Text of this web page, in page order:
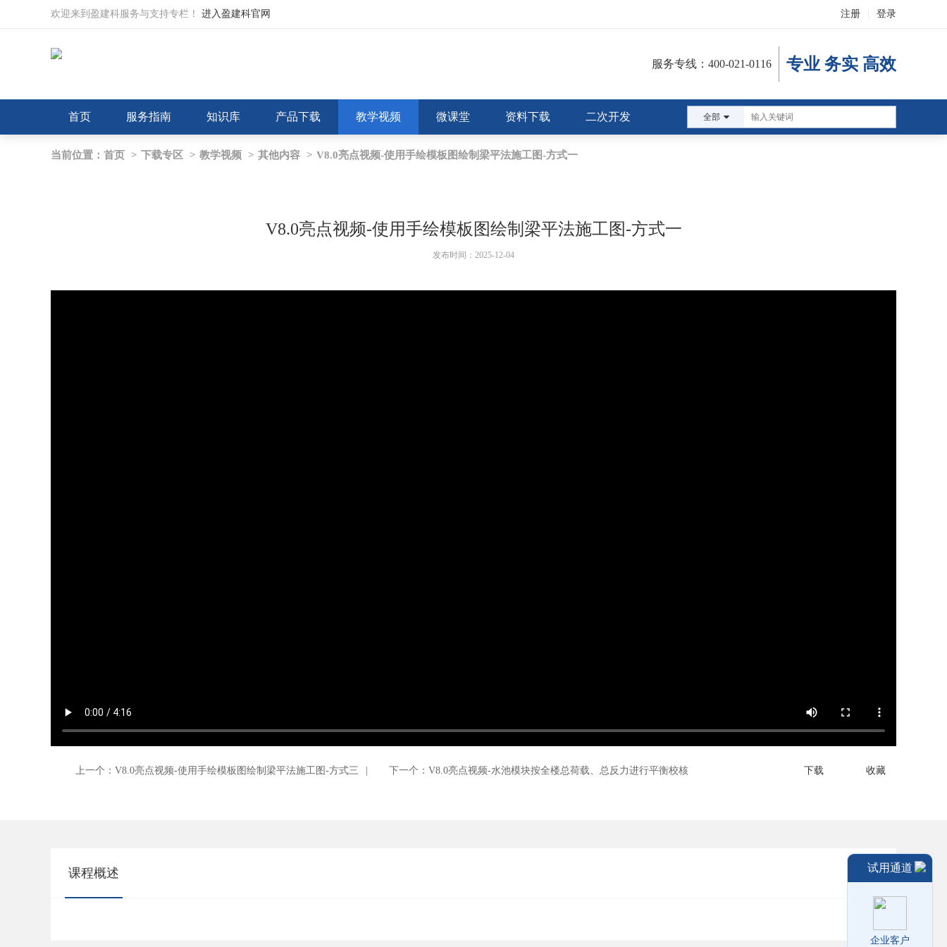
欢迎来到盈建科服务与支持专栏！ 进入盈建科官网 注册 登录
服务专线：400-021-0116 专业 务实 高效
首页 服务指南 知识库 产品下载 教学视频 微课堂 资料下载 二次开发 全部
当前位置： 首页 > 下载专区 > 教学视频 > 其他内容 > V8.0亮点视频-使用手绘模板图绘制梁平法施工图-方式一
V8.0亮点视频-使用手绘模板图绘制梁平法施工图-方式一
发布时间：2025-12-04
上一个：V8.0亮点视频-使用手绘模板图绘制梁平法施工图-方式三 下一个：V8.0亮点视频-水池模块按全楼总荷载、总反力进行平衡校核 下载 收藏
课程概述 试用通道
企业客户